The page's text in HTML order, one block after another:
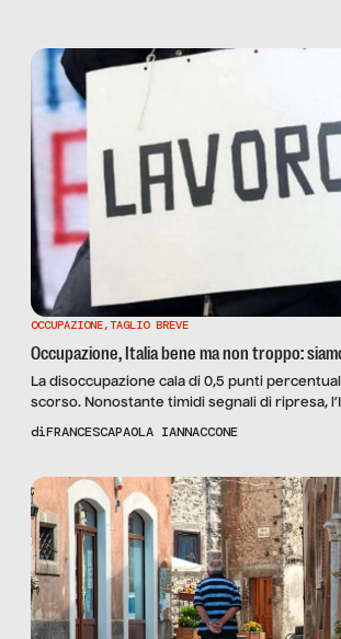
OCCUPAZIONE,TAGLIO BREVE
Occupazione, Italia bene ma non troppo:
La disoccupazione cala di 0,5 punti
scorso. Nonostante timidi segnali di ripresa,
fanalino di coda nell’UE, come attestano i dati
diFRANCESCAPAOLA IANNACCONE